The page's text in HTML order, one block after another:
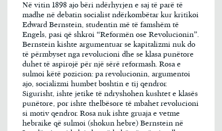
Në vitin 1898 ajo bëri ndërhyrjen e saj të parë të
madhe në debatin socialist ndërkombëtar kur kritikoi
Edward Bernstein, studentin më të famshëm të
Engels, pasi që shkroi “Reformën ose Revolucionin”.
Bernstein kishte argumentuar se kapitalizmi nuk do
të përmbyset nga revolucioni dhe se klasa punëtore
duhet të aspirojë për një sërë reformash. Rosa e
sulmoi këtë pozicion: pa revolucionin, argumentoi
ajo, socializmi humbet boshtin e tij qendror.
Sigurisht, ishte jetike të ndryshohen kushtet e klasës
punëtore, por ishte thelbësore të mbahet revolucioni
si motiv qendror. Rosa nuk ishte gruaja e vetme
hebraike që sulmoi (shokun hebre) Bernstein në